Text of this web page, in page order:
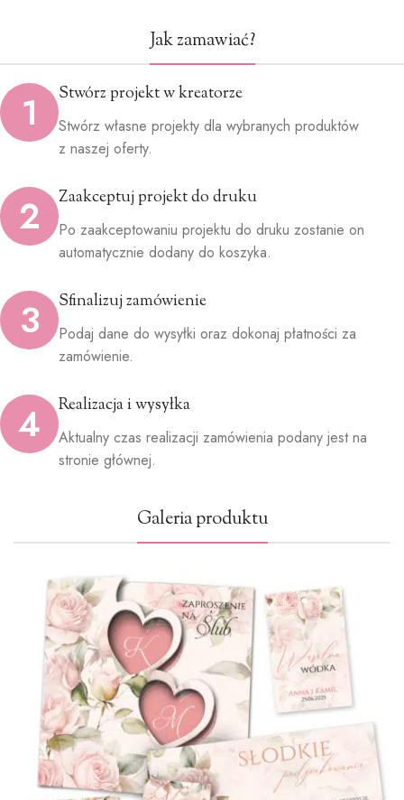
Jak zamawiać?
1 Stwórz projekt w kreatorze
Stwórz własne projekty dla wybranych produktów
z naszej oferty.
2 Zaakceptuj projekt do druku
Po zaakceptowaniu projektu do druku zostanie on
automatycznie dodany do koszyka.
3 Sfinalizuj zamówienie
Podaj dane do wysyłki oraz dokonaj płatności za
zamówienie.
4 Realizacja i wysyłka
Aktualny czas realizacji zamówienia podany jest na
stronie głównej.
Galeria produktu